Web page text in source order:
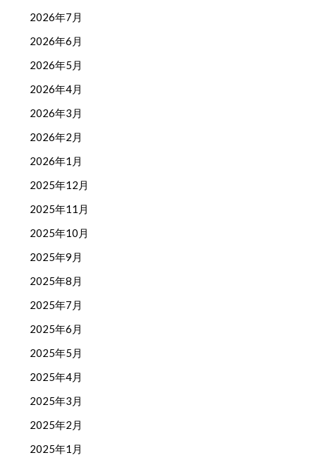
2026年7月
2026年6月
2026年5月
2026年4月
2026年3月
2026年2月
2026年1月
2025年12月
2025年11月
2025年10月
2025年9月
2025年8月
2025年7月
2025年6月
2025年5月
2025年4月
2025年3月
2025年2月
2025年1月